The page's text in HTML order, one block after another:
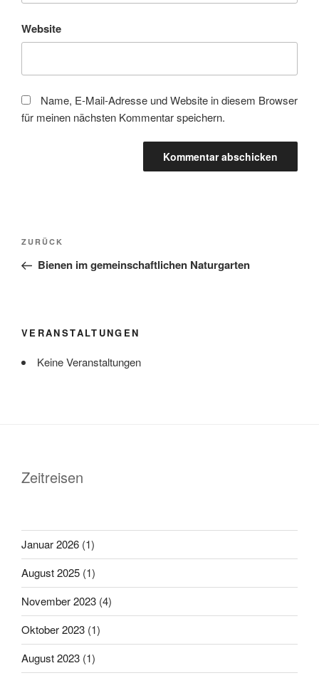
Website
Name, E-Mail-Adresse und Website in diesem Browser
für meinen nächsten Kommentar speichern.
Beitragsnavigation
Vorheriger
Beitrag
ZURÜCK
Bienen im gemeinschaftlichen Naturgarten
VERANSTALTUNGEN
Keine Veranstaltungen
Zeitreisen
Januar 2026 (1)
August 2025 (1)
November 2023 (4)
Oktober 2023 (1)
August 2023 (1)